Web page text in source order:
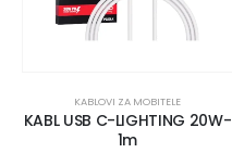
KABLOVI ZA MOBITELE
KABL USB C-LIGHTING 20W-
1m